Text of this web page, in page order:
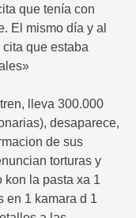
que tenía con
El mismo día y al
que estaba
lleva 300.000
desaparece,
de sus
torturas y
kon la pasta xa 1
en 1 kamara d 1